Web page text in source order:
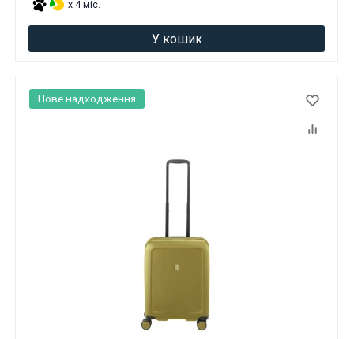
x 4 міс.
У кошик
Нове надходження